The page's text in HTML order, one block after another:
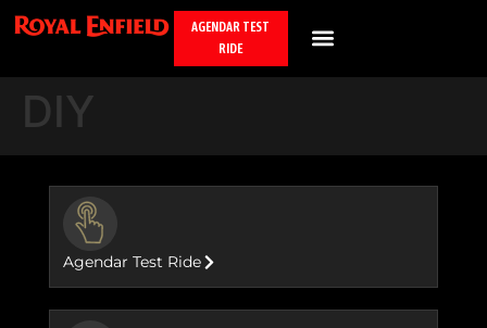
AGENDAR TEST
RIDE
DIY
Agendar Test Ride